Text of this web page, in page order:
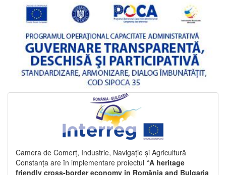
Camera de Comerț, Industrie, Navigație și Agricultură
Constanța are în implementare proiectul “A heritage
friendly cross-border economy in România and Bulgaria